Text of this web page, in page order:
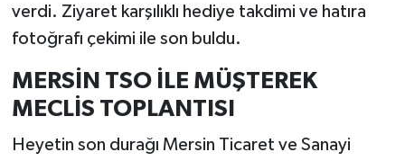
verdi. Ziyaret karşılıklı hediye takdimi ve hatıra
fotoğrafı çekimi ile son buldu.
MERSİN TSO İLE MÜŞTEREK
MECLİS TOPLANTISI
Heyetin son durağı Mersin Ticaret ve Sanayi